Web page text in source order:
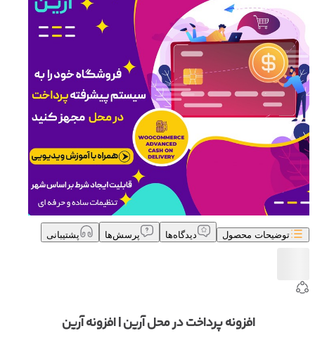
توضیحات محصول دیدگاه‌ها پرسش‌ها پشتیبانی
افزونه پرداخت در محل آرین | افزونه آرین